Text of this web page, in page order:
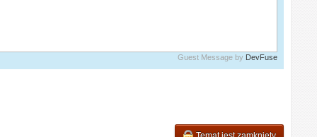
Guest Message by DevFuse